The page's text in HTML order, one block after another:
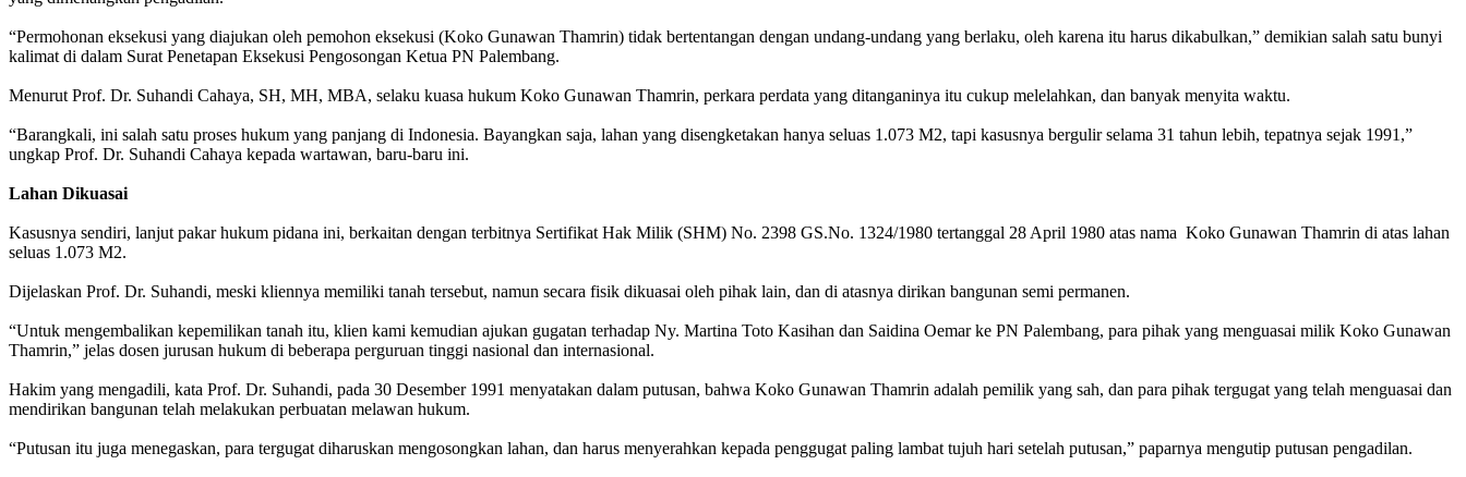
“Permohonan eksekusi yang diajukan oleh pemohon eksekusi (Koko Gunawan Thamrin) tidak bertentangan dengan undang-undang yang berlaku, oleh karena itu harus dikabulkan,” demikian salah satu bunyi
kalimat di dalam Surat Penetapan Eksekusi Pengosongan Ketua PN Palembang.
Menurut Prof. Dr. Suhandi Cahaya, SH, MH, MBA, selaku kuasa hukum Koko Gunawan Thamrin, perkara perdata yang ditanganinya itu cukup melelahkan, dan banyak menyita waktu.
“Barangkali, ini salah satu proses hukum yang panjang di Indonesia. Bayangkan saja, lahan yang disengketakan hanya seluas 1.073 M2, tapi kasusnya bergulir selama 31 tahun lebih, tepatnya sejak 1991,”
ungkap Prof. Dr. Suhandi Cahaya kepada wartawan, baru-baru ini.
Lahan Dikuasai
Kasusnya sendiri, lanjut pakar hukum pidana ini, berkaitan dengan terbitnya Sertifikat Hak Milik (SHM) No. 2398 GS.No. 1324/1980 tertanggal 28 April 1980 atas nama Koko Gunawan Thamrin di atas lahan
seluas 1.073 M2.
Dijelaskan Prof. Dr. Suhandi, meski kliennya memiliki tanah tersebut, namun secara fisik dikuasai oleh pihak lain, dan di atasnya dirikan bangunan semi permanen.
“Untuk mengembalikan kepemilikan tanah itu, klien kami kemudian ajukan gugatan terhadap Ny. Martina Toto Kasihan dan Saidina Oemar ke PN Palembang, para pihak yang menguasai milik Koko Gunawan
Thamrin,” jelas dosen jurusan hukum di beberapa perguruan tinggi nasional dan internasional.
Hakim yang mengadili, kata Prof. Dr. Suhandi, pada 30 Desember 1991 menyatakan dalam putusan, bahwa Koko Gunawan Thamrin adalah pemilik yang sah, dan para pihak tergugat yang telah menguasai dan
mendirikan bangunan telah melakukan perbuatan melawan hukum.
“Putusan itu juga menegaskan, para tergugat diharuskan mengosongkan lahan, dan harus menyerahkan kepada penggugat paling lambat tujuh hari setelah putusan,” paparnya mengutip putusan pengadilan.